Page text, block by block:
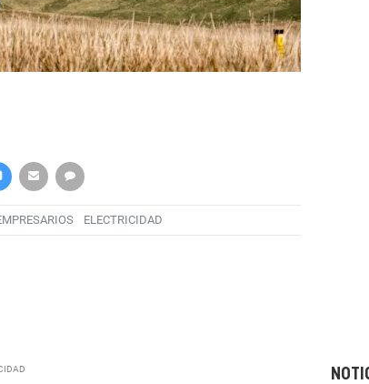
ELECTRICIDAD